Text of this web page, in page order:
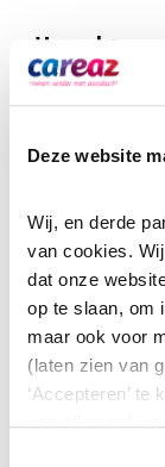
Deze website
Wij, en derde
van cookies.
dat onze
op te slaan, om
maar ook voor
(laten zien van
‘Accepteren’
van alle
Vervolg
Na de
wat de
ontwerp
uiteindelijk
Het
starten.
Ard-Jan
“Zolang